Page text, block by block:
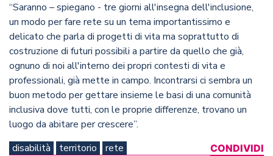
“Saranno – spiegano - tre giorni all'insegna dell'inclusione,
un modo per fare rete su un tema importantissimo e
delicato che parla di progetti di vita ma soprattutto di
costruzione di futuri possibili a partire da quello che già,
ognuno di noi all'interno dei propri contesti di vita e
professionali, già mette in campo. Incontrarsi ci sembra un
buon metodo per gettare insieme le basi di una comunità
inclusiva dove tutti, con le proprie differenze, trovano un
luogo da abitare per crescere”.
disabilità
territorio rete CONDIVIDI